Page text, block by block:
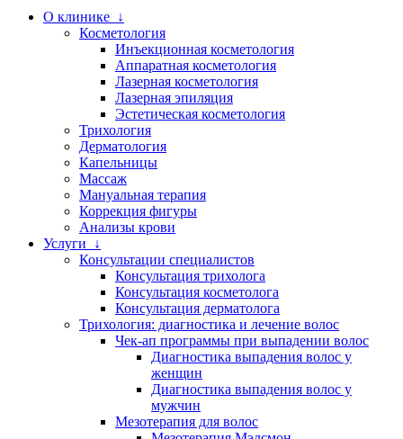
О клинике ↓
Косметология
Инъекционная косметология
Аппаратная косметология
Лазерная косметология
Лазерная эпиляция
Эстетическая косметология
Трихология
Дерматология
Капельницы
Массаж
Мануальная терапия
Коррекция фигуры
Анализы крови
Услуги ↓
Консультации специалистов
Консультация трихолога
Консультация косметолога
Консультация дерматолога
Трихология: диагностика и лечение волос
Чек-ап программы при выпадении волос
Диагностика выпадения волос у
женщин
Диагностика выпадения волос у
мужчин
Мезотерапия для волос